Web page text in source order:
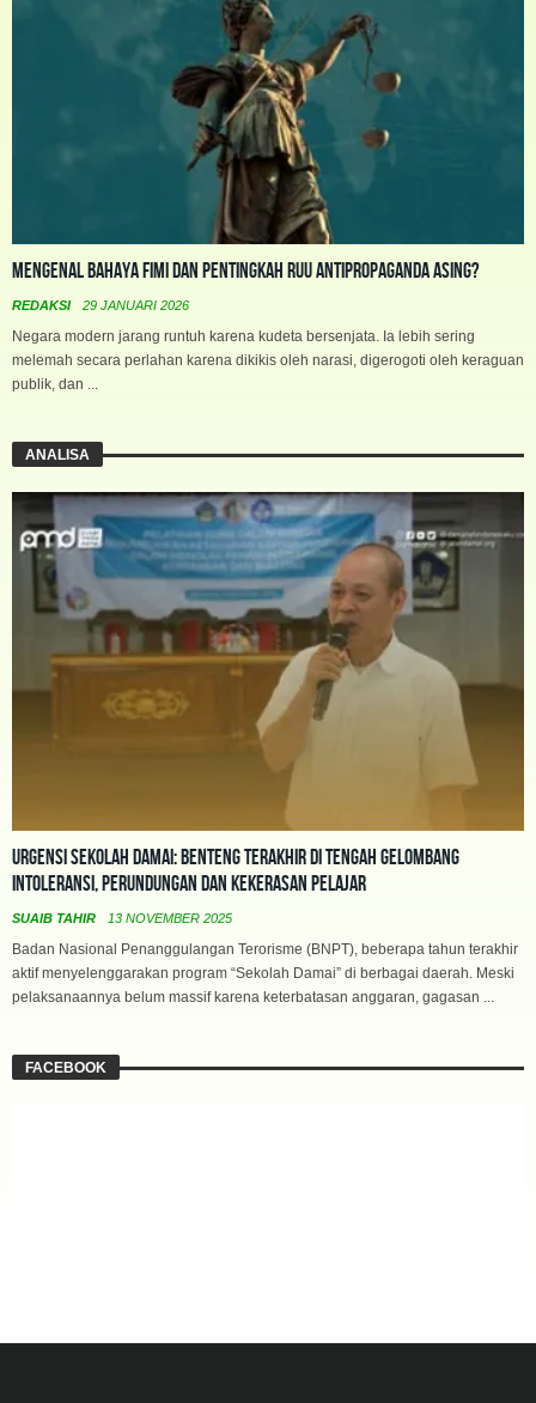
Mengenal Bahaya FIMI dan Pentingkah RUU Antipropaganda Asing?
REDAKSI 29 JANUARI 2026
Negara modern jarang runtuh karena kudeta bersenjata. Ia lebih sering
melemah secara perlahan karena dikikis oleh narasi, digerogoti oleh keraguan
publik, dan ...
ANALISA
Urgensi Sekolah Damai: Benteng Terakhir di Tengah Gelombang
Intoleransi, Perundungan dan Kekerasan Pelajar
SUAIB TAHIR 13 NOVEMBER 2025
Badan Nasional Penanggulangan Terorisme (BNPT), beberapa tahun terakhir
aktif menyelenggarakan program “Sekolah Damai” di berbagai daerah. Meski
pelaksanaannya belum massif karena keterbatasan anggaran, gagasan ...
FACEBOOK